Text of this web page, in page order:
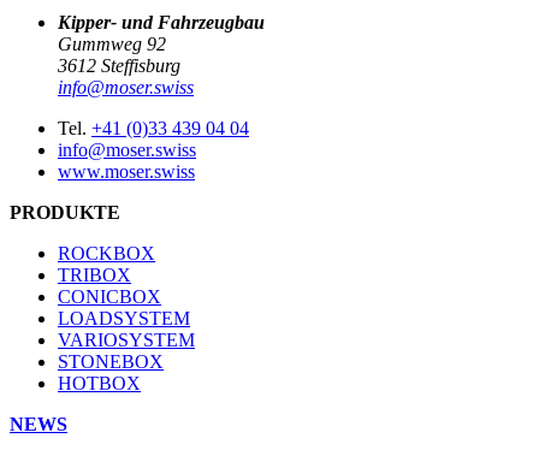
Kipper- und Fahrzeugbau
Gummweg 92
3612 Steffisburg
info@moser.swiss
Tel. +41 (0)33 439 04 04
info@moser.swiss
www.moser.swiss
PRODUKTE
ROCKBOX
TRIBOX
CONICBOX
LOADSYSTEM
VARIOSYSTEM
STONEBOX
HOTBOX
NEWS